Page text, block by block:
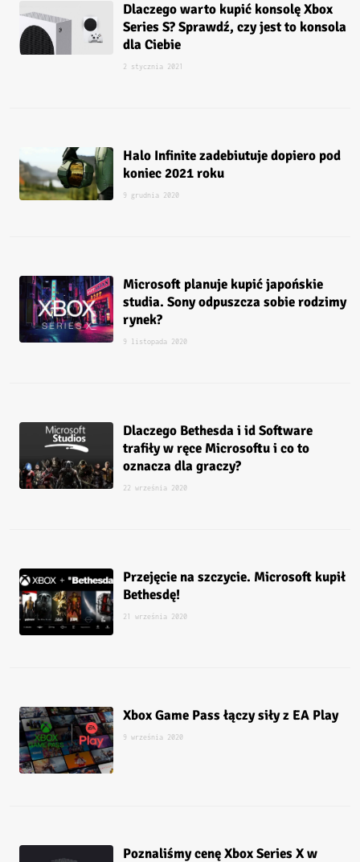
Dlaczego warto kupić konsolę Xbox
Series S? Sprawdź, czy jest to konsola
dla Ciebie
2 stycznia 2021
Halo Infinite zadebiutuje dopiero pod
koniec 2021 roku
9 grudnia 2020
Microsoft planuje kupić japońskie
studia. Sony odpuszcza sobie rodzimy
rynek?
9 listopada 2020
Dlaczego Bethesda i id Software
trafiły w ręce Microsoftu i co to
oznacza dla graczy?
22 września 2020
Przejęcie na szczycie. Microsoft kupił
Bethesdę!
21 września 2020
Xbox Game Pass łączy siły z EA Play
9 września 2020
Poznaliśmy cenę Xbox Series X w